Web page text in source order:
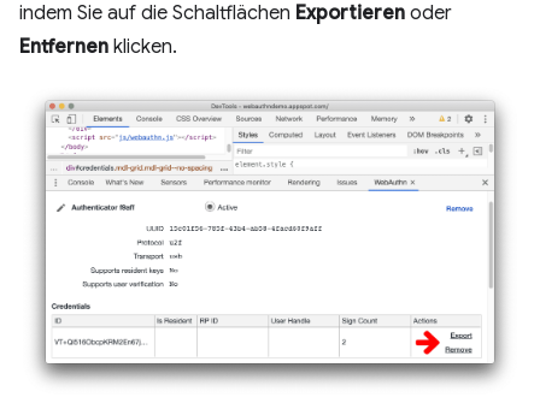
indem Sie auf die Schaltflächen Exportieren oder
Entfernen klicken.